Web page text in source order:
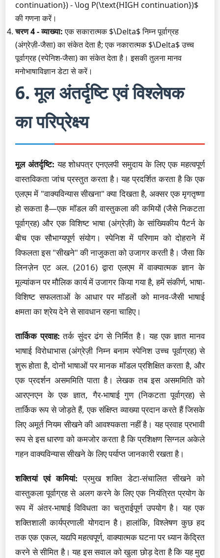
continuation}) - \log P(\text{HIGH continuation})$
की गणना करें।
चरण 4 - व्याख्या:एक सकारात्मक $\Delta$ निम्न पूर्वाग्रह
(अंग्रेज़ी-जैसा) का संकेत देता है; एक नकारात्मक $\Delta$ उच्च
पूर्वाग्रह (स्पेनिश-जैसा) का संकेत देता है। इसकी तुलना मानव
मनोभाषाविज्ञान डेटा से करें।
6. मूल अंतर्दृष्टि एवं विश्लेषक
का परिप्रेक्ष्य
मूल अंतर्दृष्टि: यह शोधपत्र एनएलपी समुदाय के लिए एक महत्वपूर्ण
वास्तविकता जांच प्रस्तुत करता है। यह प्रदर्शित करता है कि एक
एलएम में "वाक्यविन्यास सीखना" क्या दिखता है, अक्सर एक मृगतृष्णा
हो सकता है—एक मॉडल की वास्तुकला की कमियों (जैसे निकटता
पूर्वाग्रह) और एक विशिष्ट भाषा (अंग्रेज़ी) के सांख्यिकीय पैटर्न के
बीच एक सौभाग्यपूर्ण संयोग। स्पेनिश में परिणाम को दोहराने में
विफलता इस "सीखने" की नाजुकता को उजागर करती है। जैसा कि
लिनज़ेन एट अल. (2016) द्वारा एलएम में वाक्यात्मक ज्ञान के
मूल्यांकन पर मौलिक कार्य में उजागर किया गया है, हमें संकीर्ण, भाषा-
विशिष्ट सफलताओं के आधार पर मॉडलों को मानव-जैसी भाषाई
क्षमता का श्रेय देने से सावधान रहना चाहिए।
तार्किक प्रवाह: तर्क सुंदर ढंग से निर्मित है। यह एक ज्ञात मानव
भाषाई विरोधाभास (अंग्रेज़ी निम्न बनाम स्पेनिश उच्च पूर्वाग्रह) से
शुरू होता है, दोनों भाषाओं पर मानक मॉडल प्रशिक्षित करता है, और
एक प्रदर्शन असममिति पाता है। लेखक तब इस असममिति को
आरएनएन के एक ज्ञात, गैर-भाषाई गुण (निकटता पूर्वाग्रह) से
तार्किक रूप से जोड़ते हैं, एक संक्षिप्त व्याख्या प्रदान करते हैं जिसके
लिए अमूर्त नियम सीखने की आवश्यकता नहीं है। यह प्रवाह प्रभावी
रूप से इस धारणा को कमजोर करता है कि प्रशिक्षण सिग्नल अकेले
गहन वाक्यविन्यास सीखने के लिए पर्याप्त जानकारी रखता है।
शक्तियां एवं कमियां: प्रमुख शक्ति डेटा-संचालित सीखने को
वास्तुकला पूर्वाग्रह से अलग करने के लिए एक नियंत्रित प्रयोग के
रूप में अंतर-भाषाई विविधता का चतुराईपूर्ण उपयोग है। यह एक
शक्तिशाली कार्यप्रणाली योगदान है। हालांकि, विश्लेषण कुछ हद
तक एक एकल, यद्यपि महत्वपूर्ण, वाक्यात्मक घटना पर ध्यान केंद्रित
करने से सीमित है। यह इस सवाल को खुला छोड़ देता है कि यह मुद्दा